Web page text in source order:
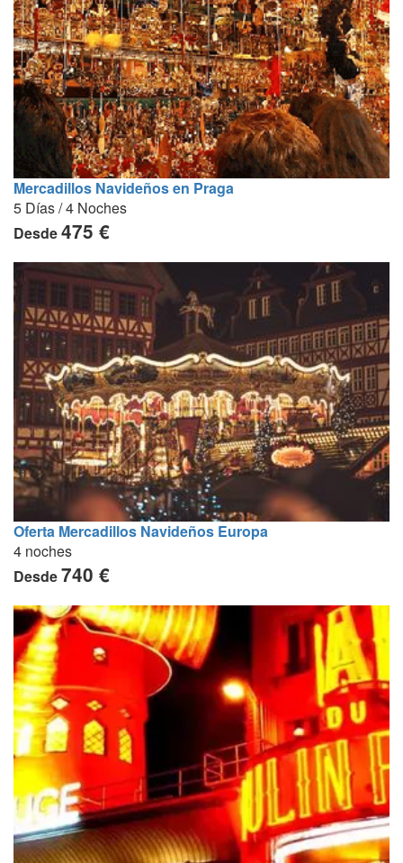
Mercadillos Navideños en Praga
5 Días / 4 Noches
Desde475 €
Oferta Mercadillos Navideños Europa
4 noches
Desde740 €